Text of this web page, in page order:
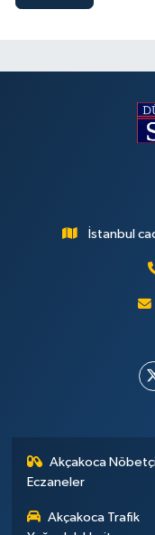
İstanbul
Akçakoca
Eczaneler
Akçakoca Trafik